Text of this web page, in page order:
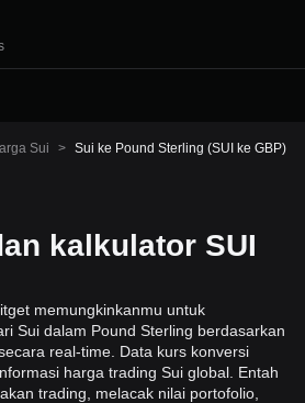
Sui > Sui ke Pound Sterling (SUI ke GBP)
kalkulator SUI
memungkinkanmu untuk
Sui dalam Pound Sterling berdasarkan
real-time. Data kurs konversi
harga trading Sui global. Entah
trading, melacak nilai portofolio,